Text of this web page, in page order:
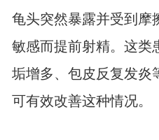
龟头突然暴露并受到摩
敏感而提前射精。这类
垢增多、包皮反复发炎
可有效改善这种情况。